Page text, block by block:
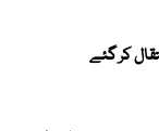
کر گئے